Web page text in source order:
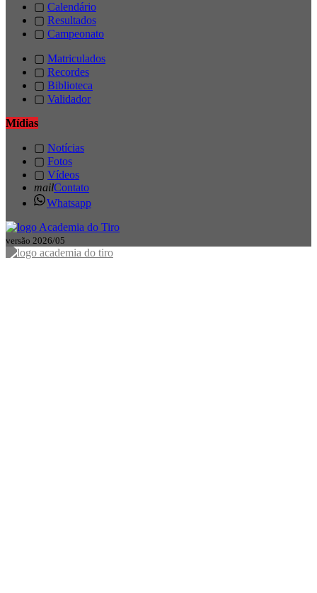
▢ Calendário
▢ Resultados
▢ Campeonato
▢ Matriculados
▢ Recordes
▢ Biblioteca
▢ Validador
Mídias
▢ Notícias
▢ Fotos
▢ Vídeos
mailContato
Whatsapp
versão 2026/05